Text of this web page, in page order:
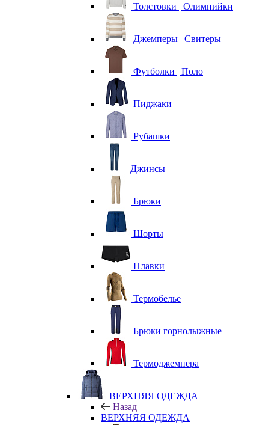
Толстовки | Олимпийки
Джемперы | Свитеры
Футболки | Поло
Пиджаки
Рубашки
Джинсы
Брюки
Шорты
Плавки
Термобелье
Брюки горнолыжные
Термоджемпера
ВЕРХНЯЯ ОДЕЖДА
Назад
ВЕРХНЯЯ ОДЕЖДА